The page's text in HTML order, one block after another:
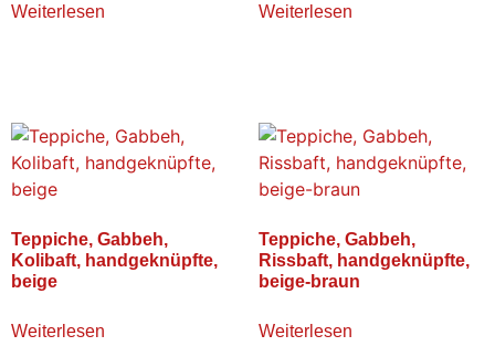
Weiterlesen Weiterlesen
Teppiche, Gabbeh,
Kolibaft, handgeknüpfte,
beige
Weiterlesen
Teppiche, Gabbeh,
Rissbaft, handgeknüpfte,
beige-braun
Weiterlesen